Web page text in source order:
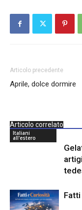
Articolo precedente
Aprile, dolce dormire
Articolo correlato
Italiani
all'estero